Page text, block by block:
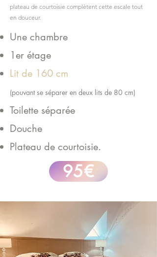
plateau de courtoisie complètent cette escale tout
en douceur.
Une chambre
1er étage
Lit de 160 cm
(pouvant se séparer en deux lits de 80 cm)
Toilette séparée
Douche
Plateau de courtoisie.
95€